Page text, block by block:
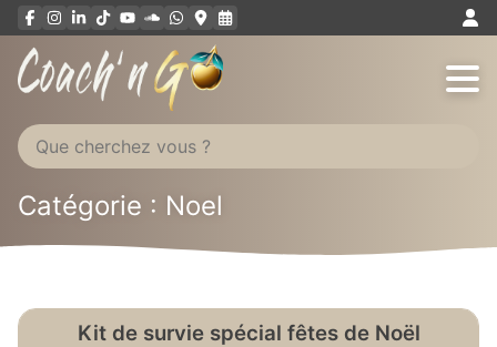
Aller
au
Catégorie : Noel
Kit de survie spécial fêtes de Noël